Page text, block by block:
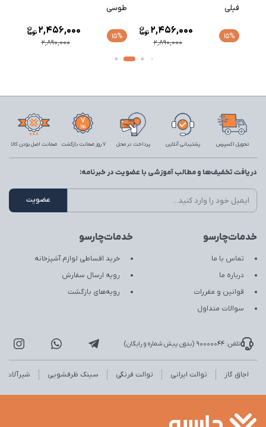
فیلی
15%
2,890,000
2,456,000
طوسی
15%
2,890,000
2,456,000
تحویل اکسپرس پشتیبانی آنلاین پرداخت در محل 7 روز ضمانت بازگشت ضمانت اصل بودن کالا
خدمات‌چارسو
تماس با ما
درباره ما
قوانین و مقررات
سوالات متداول
خدمات‌چارسو
خرید اقساطی لوازم آشپزخانه
رویه ارسال سفارش
رویه‌های بازگشت
دریافت تخفیف‌ها و مطالب آموزشی با عضویت در خبرنامه:
تلفن: 90000044 (بدون پیش شماره و رایگان)
اجاق گاز توالت ایرانی توالت فرنگی سینک ظرفشویی شیرآلات